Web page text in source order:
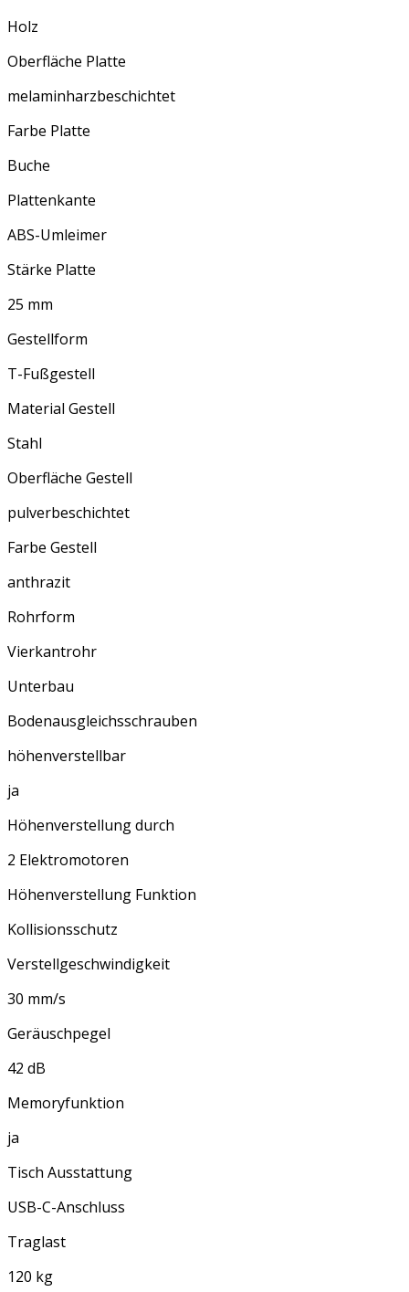
Holz
Oberfläche Platte
melaminharzbeschichtet
Farbe Platte
Buche
Plattenkante
ABS-Umleimer
Stärke Platte
25 mm
Gestellform
T-Fußgestell
Material Gestell
Stahl
Oberfläche Gestell
pulverbeschichtet
Farbe Gestell
anthrazit
Rohrform
Vierkantrohr
Unterbau
Bodenausgleichsschrauben
höhenverstellbar
ja
Höhenverstellung durch
2 Elektromotoren
Höhenverstellung Funktion
Kollisionsschutz
Verstellgeschwindigkeit
30 mm/s
Geräuschpegel
42 dB
Memoryfunktion
ja
Tisch Ausstattung
USB-C-Anschluss
Traglast
120 kg